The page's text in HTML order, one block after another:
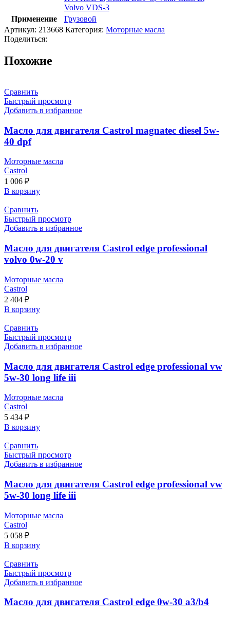
Volvo VDS-3
Применение
Грузовой
Артикул: 213668 Категория: Моторные масла
Поделиться:
Похожие
Сравнить
Быстрый просмотр
Добавить в избранное
Масло для двигателя Castrol magnatec diesel 5w-
40 dpf
Моторные масла
Castrol
1 006 ₽
В корзину
Сравнить
Быстрый просмотр
Добавить в избранное
Масло для двигателя Castrol edge professional
volvo 0w-20 v
Моторные масла
Castrol
2 404 ₽
В корзину
Сравнить
Быстрый просмотр
Добавить в избранное
Масло для двигателя Castrol edge professional vw
5w-30 long life iii
Моторные масла
Castrol
5 434 ₽
В корзину
Сравнить
Быстрый просмотр
Добавить в избранное
Масло для двигателя Castrol edge professional vw
5w-30 long life iii
Моторные масла
Castrol
5 058 ₽
В корзину
Сравнить
Быстрый просмотр
Добавить в избранное
Масло для двигателя Castrol edge 0w-30 a3/b4